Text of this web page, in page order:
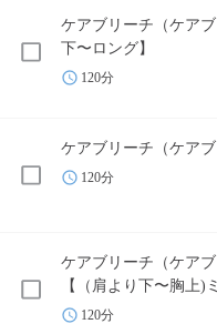
ケアブリーチ（ケア
下〜ロング】
120分
ケアブリーチ（ケア
120分
ケアブリーチ（ケア
【（肩より下〜胸上)
120分